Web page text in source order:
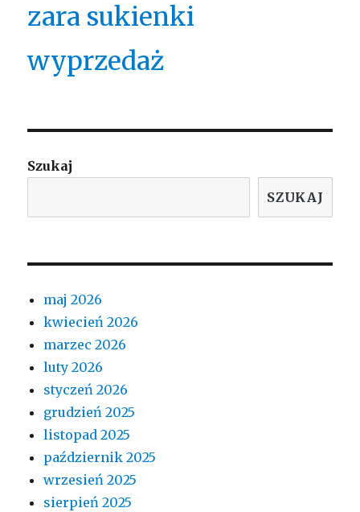
zara sukienki
wyprzedaż
Szukaj
SZUKAJ
maj 2026
kwiecień 2026
marzec 2026
luty 2026
styczeń 2026
grudzień 2025
listopad 2025
październik 2025
wrzesień 2025
sierpień 2025